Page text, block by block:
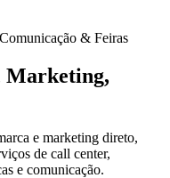
Marketing,
e marketing direto,
de call center,
e comunicação.